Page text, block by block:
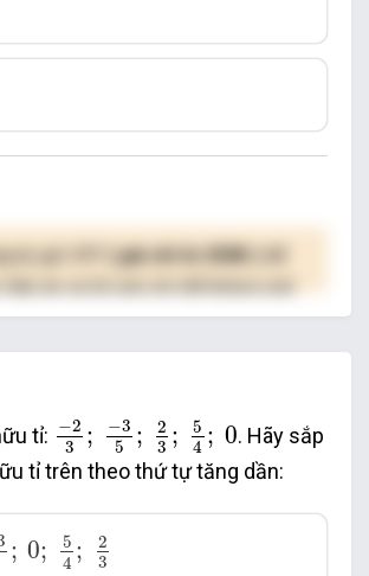
( giá chỉ từ 250K )
đáp án và lời giải chi tiết không giới
tỉ: −2
3
; −3
5
;
2
3 ;
5
4 ; 0
23 5 23 5
. Hãy sắp
tỉ trên theo thứ tự tăng dần:
; 0;
5
4 ;
2
3
0 4 23